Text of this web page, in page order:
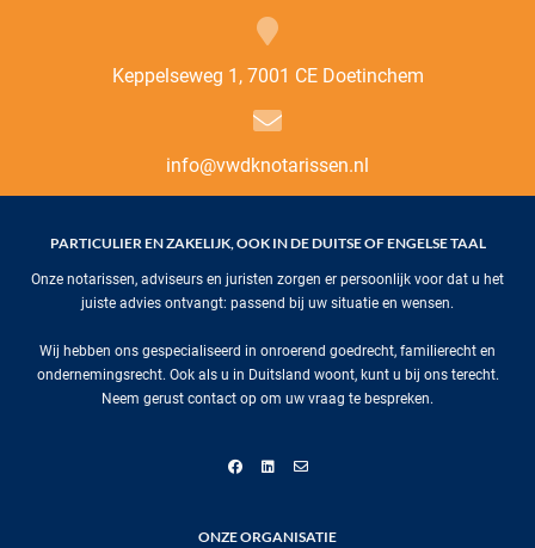
Keppelseweg 1, 7001 CE Doetinchem
info@vwdknotarissen.nl
PARTICULIER EN ZAKELIJK, OOK IN DE DUITSE OF ENGELSE TAAL
Onze notarissen, adviseurs en juristen zorgen er persoonlijk voor dat u het
juiste advies ontvangt: passend bij uw situatie en wensen.
Wij hebben ons gespecialiseerd in onroerend goedrecht, familierecht en
ondernemingsrecht. Ook als u in Duitsland woont, kunt u bij ons terecht.
Neem gerust contact op om uw vraag te bespreken.
ONZE ORGANISATIE